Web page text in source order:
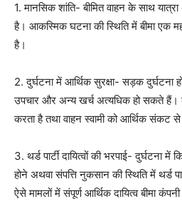
1. मानसिक शांति- बीमित वाहन के साथ
है। आकस्मिक घटना की स्थिति में बीमा एक
है।
2. दुर्घटना में आर्थिक सुरक्षा- सड़क दुर्घटना
उपचार और अन्य खर्च अत्यधिक हो सकते हैं।
करता है तथा वाहन स्वामी को आर्थिक संकट से
3. थर्ड पार्टी दायित्वों की भरपाई- दुर्घटना
होने अथवा संपत्ति नुकसान की स्थिति में थर्ड
ऐसे मामलों में संपूर्ण आर्थिक दायित्व बीमा